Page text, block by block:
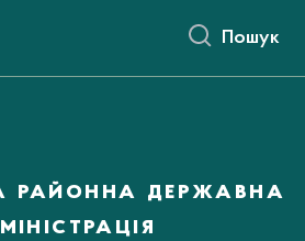
Пошук
районна державна